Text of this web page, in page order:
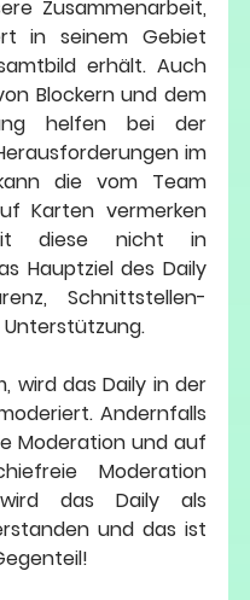
Zusammenarbeit,
in seinem Gebiet
erhält. Auch
Blockern und dem
helfen bei der
im
die vom Team
Karten vermerken
diese nicht in
Hauptziel des Daily
Schnittstellen-
wird das Daily in der
Andernfalls
Moderation und auf
Moderation
das Daily als
und das ist